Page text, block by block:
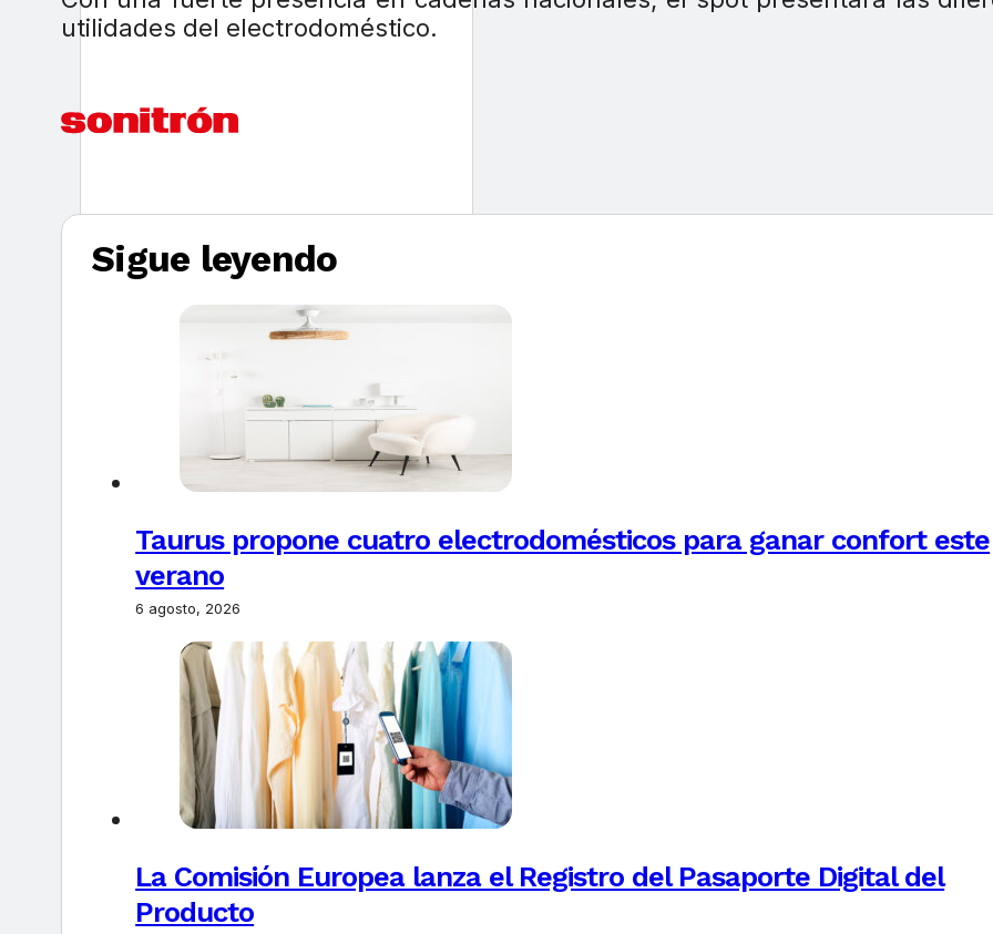
utilidades del electrodoméstico.
Sigue leyendo
Taurus propone cuatro electrodomésticos para ganar confort este
verano
6 agosto, 2026
La Comisión Europea lanza el Registro del Pasaporte Digital del
Producto